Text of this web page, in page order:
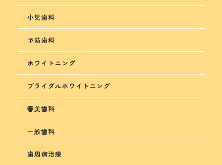
小児歯科
予防歯科
ホワイトニング
ブライダルホワイトニング
審美歯科
一般歯科
歯周病治療